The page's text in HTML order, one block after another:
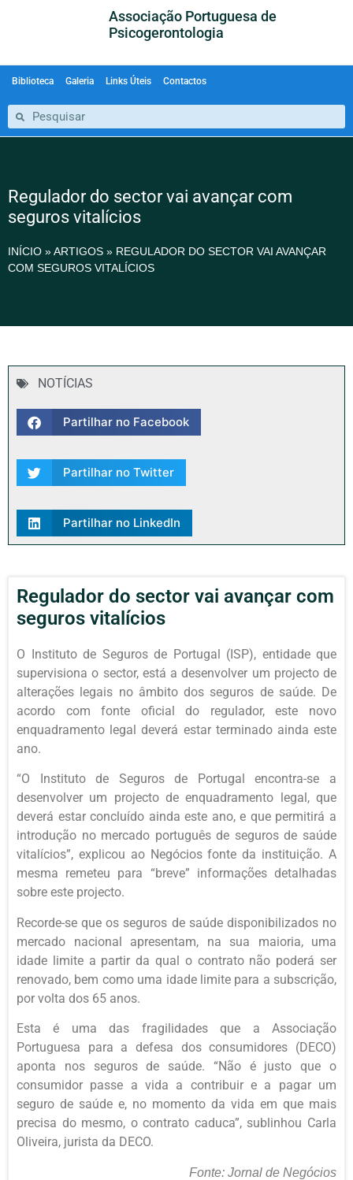
Associação Portuguesa de
Psicogerontologia
Biblioteca Galeria Links Úteis Contactos
Regulador do sector vai avançar com
seguros vitalícios
INÍCIO »ARTIGOS » REGULADOR DO SECTOR VAI AVANÇAR
COM SEGUROS VITALÍCIOS
NOTÍCIAS
Partilhar no Facebook
Partilhar no Twitter
Partilhar no LinkedIn
Regulador do sector vai avançar com
seguros vitalícios
O Instituto de Seguros de Portugal (ISP), entidade que
supervisiona o sector, está a desenvolver um projecto de
alterações legais no âmbito dos seguros de saúde. De
acordo com fonte oficial do regulador, este novo
enquadramento legal deverá estar terminado ainda este
ano.
“O Instituto de Seguros de Portugal encontra-se a
desenvolver um projecto de enquadramento legal, que
deverá estar concluído ainda este ano, e que permitirá a
introdução no mercado português de seguros de saúde
vitalícios”, explicou ao Negócios fonte da instituição. A
mesma remeteu para “breve” informações detalhadas
sobre este projecto.
Recorde-se que os seguros de saúde disponibilizados no
mercado nacional apresentam, na sua maioria, uma
idade limite a partir da qual o contrato não poderá ser
renovado, bem como uma idade limite para a subscrição,
por volta dos 65 anos.
Esta é uma das fragilidades que a Associação
Portuguesa para a defesa dos consumidores (DECO)
aponta nos seguros de saúde. “Não é justo que o
consumidor passe a vida a contribuir e a pagar um
seguro de saúde e, no momento da vida em que mais
precisa do mesmo, o contrato caduca”, sublinhou Carla
Oliveira, jurista da DECO.
Fonte: Jornal de Negócios